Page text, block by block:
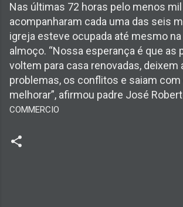
Nas últimas 72 horas pelo menos
acompanharam cada uma das seis
igreja esteve ocupada até mesmo na
almoço. “Nossa esperança é que as
voltem para casa renovadas, deixem
problemas, os conflitos e saiam com
melhorar”, afirmou padre José
COMMERCIO